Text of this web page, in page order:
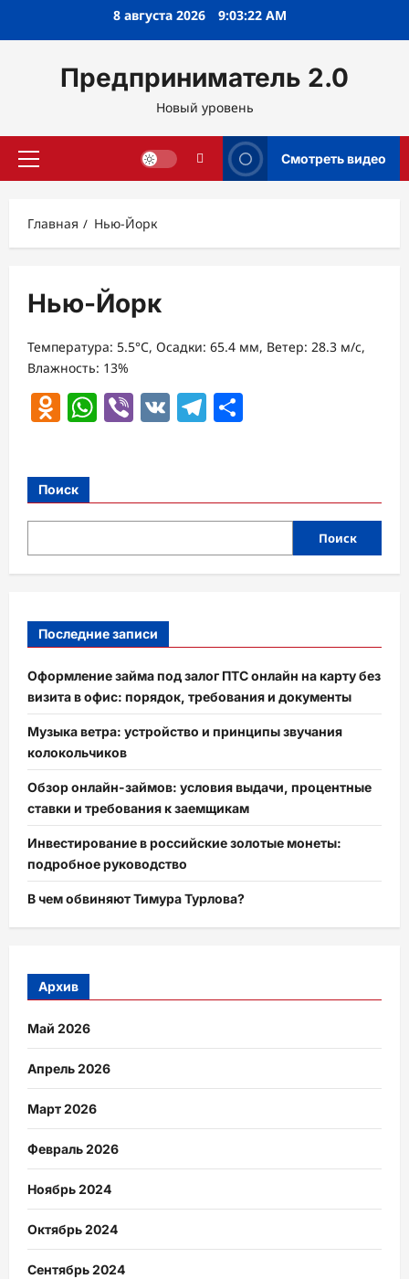
8 августа 2026 9:03:23 AM
Предприниматель 2.0
Новый уровень
Основное
Смотреть видео
Главная Нью-Йорк
Нью-Йорк
Температура: 5.5°C, Осадки: 65.4 мм, Ветер: 28.3 м/с,
Влажность: 13%
Odnoklassniki
WhatsApp
Viber
VK Telegram
Поиск
Поиск
Последние записи
Оформление займа под залог ПТС онлайн на карту без
визита в офис: порядок, требования и документы
Музыка ветра: устройство и принципы звучания
колокольчиков
Обзор онлайн-займов: условия выдачи, процентные
ставки и требования к заемщикам
Инвестирование в российские золотые монеты:
подробное руководство
В чем обвиняют Тимура Турлова?
Архив
Май 2026
Апрель 2026
Март 2026
Февраль 2026
Ноябрь 2024
Октябрь 2024
Сентябрь 2024